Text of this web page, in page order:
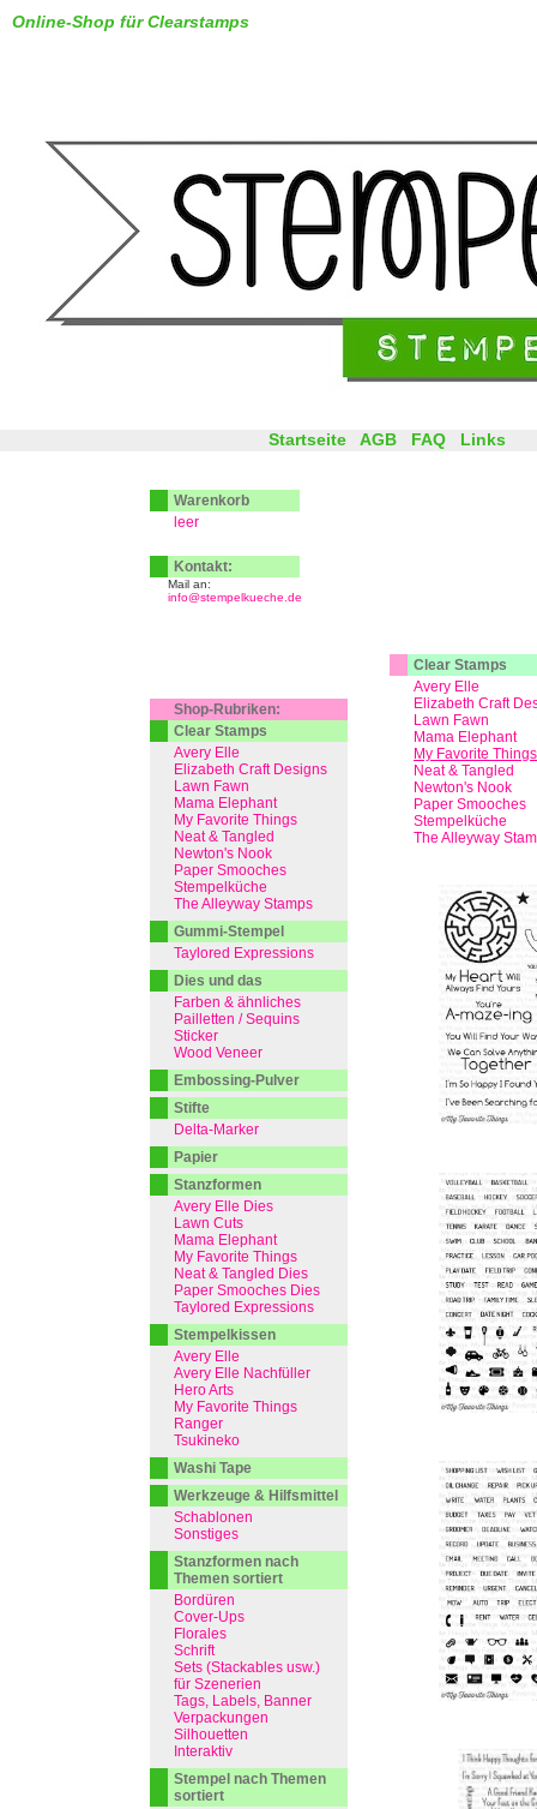
Online-Shop für Clearstamps
Clear Stamps
Avery Elle
Elizabeth Craft
Lawn Fawn
Mama Elephant
My Favorite Things
Neat & Tangled
Newton's Nook
Paper Smooches
Stempelküche
The Alleyway
Startseite AGB FAQ Links
Warenkorb
leer
Kontakt:
Mail an:
info@stempelkueche.de
Shop-Rubriken:
Clear Stamps
Avery Elle
Elizabeth Craft Designs
Lawn Fawn
Mama Elephant
My Favorite Things
Neat & Tangled
Newton's Nook
Paper Smooches
Stempelküche
The Alleyway Stamps
Gummi-Stempel
Taylored Expressions
Dies und das
Farben & ähnliches
Pailletten / Sequins
Sticker
Wood Veneer
Embossing-Pulver
Stifte
Delta-Marker
Papier
Stanzformen
Avery Elle Dies
Lawn Cuts
Mama Elephant
My Favorite Things
Neat & Tangled Dies
Paper Smooches Dies
Taylored Expressions
Stempelkissen
Avery Elle
Avery Elle Nachfüller
Hero Arts
My Favorite Things
Ranger
Tsukineko
Washi Tape
Werkzeuge & Hilfsmittel
Schablonen
Sonstiges
Stanzformen nach
Themen sortiert
Bordüren
Cover-Ups
Florales
Schrift
Sets (Stackables usw.)
für Szenerien
Tags, Labels, Banner
Verpackungen
Silhouetten
Interaktiv
Stempel nach Themen
sortiert